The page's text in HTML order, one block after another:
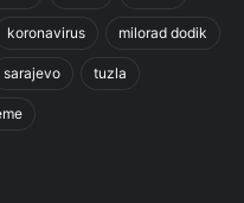
koronavirus milorad dodik
sarajevo tuzla